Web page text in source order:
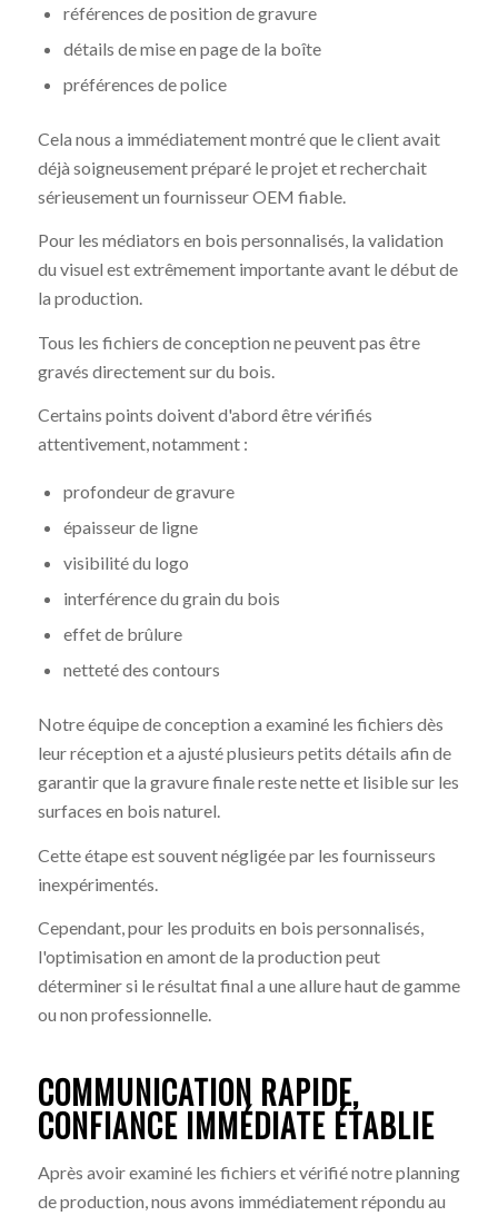
références de position de gravure
détails de mise en page de la boîte
préférences de police
Cela nous a immédiatement montré que le client avait
déjà soigneusement préparé le projet et recherchait
sérieusement un fournisseur OEM fiable.
Pour les médiators en bois personnalisés, la validation
du visuel est extrêmement importante avant le début de
la production.
Tous les fichiers de conception ne peuvent pas être
gravés directement sur du bois.
Certains points doivent d'abord être vérifiés
attentivement, notamment :
profondeur de gravure
épaisseur de ligne
visibilité du logo
interférence du grain du bois
effet de brûlure
netteté des contours
Notre équipe de conception a examiné les fichiers dès
leur réception et a ajusté plusieurs petits détails afin de
garantir que la gravure finale reste nette et lisible sur les
surfaces en bois naturel.
Cette étape est souvent négligée par les fournisseurs
inexpérimentés.
Cependant, pour les produits en bois personnalisés,
l'optimisation en amont de la production peut
déterminer si le résultat final a une allure haut de gamme
ou non professionnelle.
COMMUNICATION RAPIDE,
CONFIANCE IMMÉDIATE ÉTABLIE
Après avoir examiné les fichiers et vérifié notre planning
de production, nous avons immédiatement répondu au